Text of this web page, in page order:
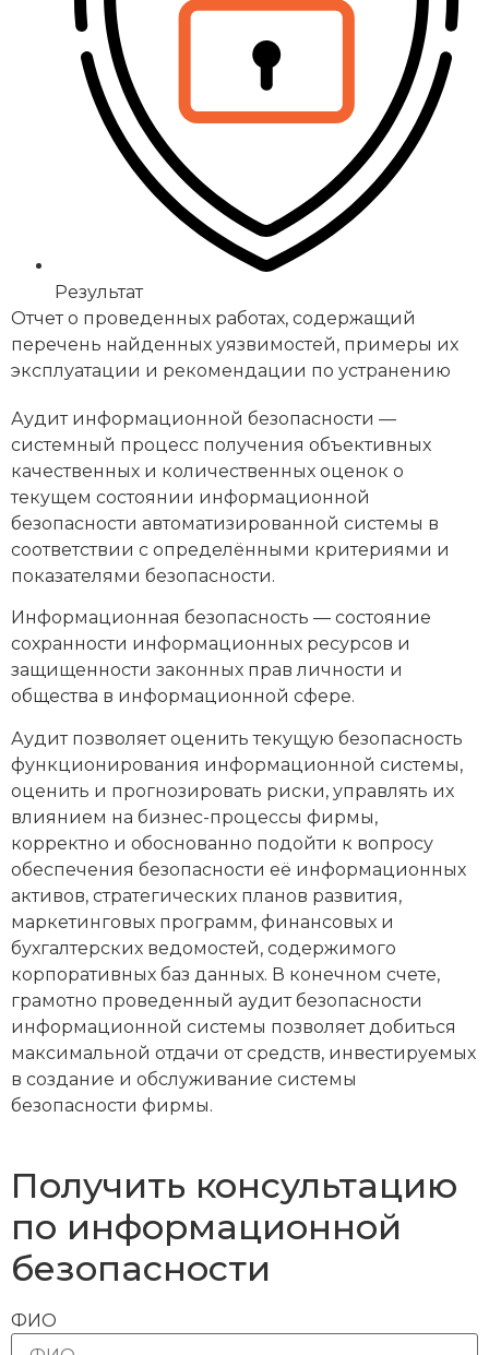
Результат
Отчет о проведенных работах, содержащий
перечень найденных уязвимостей, примеры их
эксплуатации и рекомендации по устранению
Аудит информационной безопасности —
системный процесс получения объективных
качественных и количественных оценок о
текущем состоянии информационной
безопасности автоматизированной системы в
соответствии с определёнными критериями и
показателями безопасности.
Информационная безопасность — состояние
сохранности информационных ресурсов и
защищенности законных прав личности и
общества в информационной сфере.
Аудит позволяет оценить текущую безопасность
функционирования информационной системы,
оценить и прогнозировать риски, управлять их
влиянием на бизнес-процессы фирмы,
корректно и обоснованно подойти к вопросу
обеспечения безопасности её информационных
активов, стратегических планов развития,
маркетинговых программ, финансовых и
бухгалтерских ведомостей, содержимого
корпоративных баз данных. В конечном счете,
грамотно проведенный аудит безопасности
информационной системы позволяет добиться
максимальной отдачи от средств, инвестируемых
в создание и обслуживание системы
безопасности фирмы.
Получить консультацию
по информационной
безопасности
ФИО